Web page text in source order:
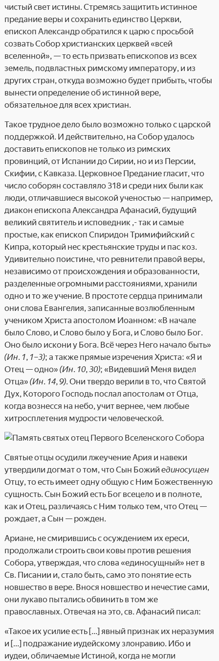
чистый свет истины. Стремясь защитить истинное
предание веры и сохранить единство Церкви,
епископ Александр обратился к царю с просьбой
созвать Собор христианских церквей «всей
вселенной», — то есть призвать епископов из всех
земель, подвластных римскому императору, и из
других стран, откуда возможно будет прибыть, чтобы
вынести определение об истинной вере,
обязательное для всех христиан.
Такое трудное дело было возможно только с царской
поддержкой. И действительно, на Собор удалось
доставить епископов не только из римских
провинций, от Испании до Сирии, но и из Персии,
Скифии, с Кавказа. Церковное Предание гласит, что
число соборян составляло 318 и среди них были как
люди, отличавшиеся высокой ученостью — например,
диакон епископа Александра Афанасий, будущий
великий святитель и исповедник ,- так и самые
простые, как епископ Спиридон Тримифийский с
Кипра, который нес крестьянские труды и пас коз.
Удивительно поистине, что ревнители правой веры,
независимо от происхождения и образованности,
разделенные огромными расстояниями, хранили
одно и то же учение. В простоте сердца принимали
они слова Евангелия, записанные возлюбленным
учеником Христа апостолом Иоанном: «В начале
было Слово, и Слово было у Бога, и Слово было Бог.
Оно было искони у Бога. Всё через Него начало быть»
(Ин. 1, 1–3); а также прямые изречения Христа: «Я и
Отец — одно» (Ин. 10, 30); «Видевший Меня видел
Отца» (Ин. 14, 9). Они твердо верили в то, что Святой
Дух, Которого Господь послал апостолам от Отца,
когда вознесся на небо, учит вернее, чем любые
хитросплетения мудрости человеческой.
Святые отцы осудили лжеучение Ария и навеки
утвердили догмат о том, что Сын Божий единосущен
Отцу, то есть имеет одну общую с Ним Божественную
сущность. Сын Божий есть Бог всецело и в полноте,
как и Отец, различаясь с Ним только тем, что Отец —
рождает, а Сын — рожден.
Ариане, не смирившись с осуждением их ереси,
продолжали строить свои ковы против решения
Собора, утверждая, что слова «единосущный» нет в
Св. Писании и, стало быть, само это понятие есть
новшество в вере. Внося новшество и нечестие сами,
они лукаво пытались обвинить в том же
православных. Отвечая на это, св. Афанасий писал:
«Такое их усилие есть […] явный признак их неразумия
и […] подражание иудейскому злонравию. Ибо и
иудеи, обличаемые Истиной, когда не могли